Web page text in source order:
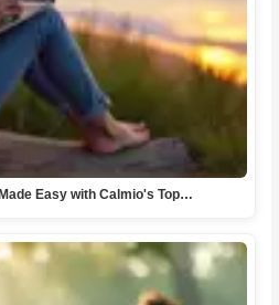
Easy with Calmio's Top…